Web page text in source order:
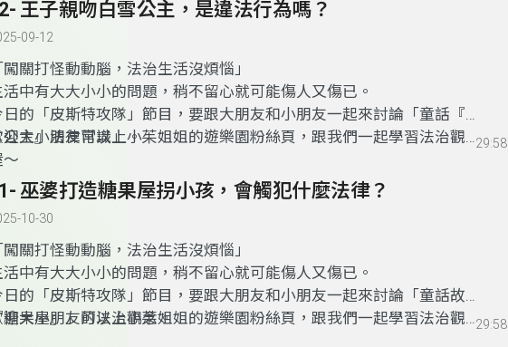
王子親吻白雪公主，是違法行為嗎？
09-12
闖關打怪動動腦，法治生活沒煩惱」
活中有大大小小的問題，稍不留心就可能傷人又傷已。
日的「皮斯特攻隊」節目，要跟大朋友和小朋友一起來討論「童話『白
公主』法律常識」。
迎大小朋友可以上小茱姐姐的遊樂園粉絲頁，跟我們一起學習法治觀念
～
29:58
巫婆打造糖果屋拐小孩，會觸犯什麼法律？
10-30
闖關打怪動動腦，法治生活沒煩惱」
活中有大大小小的問題，稍不留心就可能傷人又傷已。
日的「皮斯特攻隊」節目，要跟大朋友和小朋友一起來討論「童話故事
糖果屋』」的法治觀念。
迎大小朋友可以上小茱姐姐的遊樂園粉絲頁，跟我們一起學習法治觀念29:58